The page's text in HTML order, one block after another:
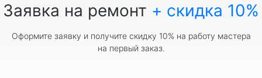
Заявка на ремонт + скидка 10%
Оформите заявку и получите скидку 10% на работу мастера
на первый заказ.